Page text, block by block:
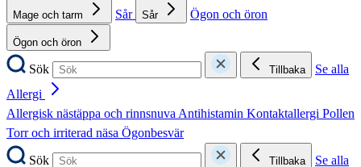
Mage och tarm Sår Sår Ögon och öron
Ögon och öron
Sök Tillbaka
Se alla
Allergi
Allergisk nästäppa och rinnsnuvaAntihistamin Kontaktallergi Pollen
Torr och irriterad näsa Ögonbesvär
Sök
Tillbaka
Se alla